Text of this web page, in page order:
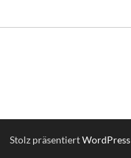
Stolz präsentiertWordPress